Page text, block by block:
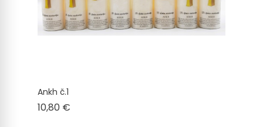
Ankh č.1
10,80 €